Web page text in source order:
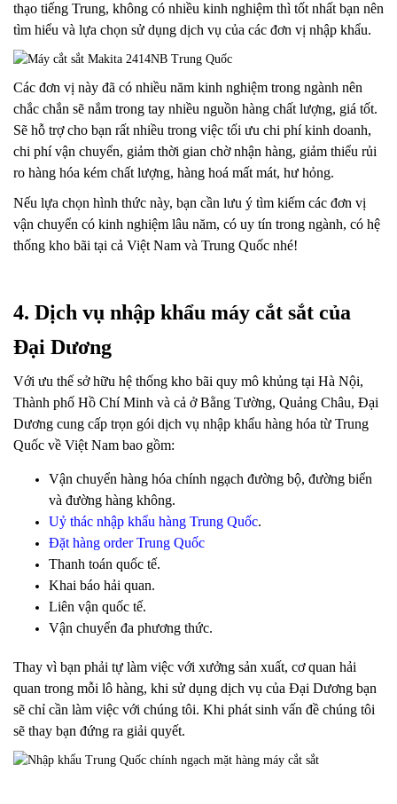
thạo tiếng Trung, không có nhiều kinh nghiệm thì tốt nhất bạn nên
tìm hiểu và lựa chọn sử dụng dịch vụ của các đơn vị nhập khẩu.
Các đơn vị này đã có nhiều năm kinh nghiệm trong ngành nên
chắc chắn sẽ nắm trong tay nhiều nguồn hàng chất lượng, giá tốt.
Sẽ hỗ trợ cho bạn rất nhiều trong việc tối ưu chi phí kinh doanh,
chi phí vận chuyển, giảm thời gian chờ nhận hàng, giảm thiểu rủi
ro hàng hóa kém chất lượng, hàng hoá mất mát, hư hỏng.
Nếu lựa chọn hình thức này, bạn cần lưu ý tìm kiếm các đơn vị
vận chuyển có kinh nghiệm lâu năm, có uy tín trong ngành, có hệ
thống kho bãi tại cả Việt Nam và Trung Quốc nhé!
4. Dịch vụ nhập khẩu máy cắt sắt của
Đại Dương
Với ưu thế sở hữu hệ thống kho bãi quy mô khủng tại Hà Nội,
Thành phố Hồ Chí Minh và cả ở Bằng Tường, Quảng Châu, Đại
Dương cung cấp trọn gói dịch vụ nhập khẩu hàng hóa từ Trung
Quốc về Việt Nam bao gồm:
Vận chuyển hàng hóa chính ngạch đường bộ, đường biển
và đường hàng không.
Uỷ thác nhập khẩu hàng Trung Quốc.
Đặt hàng order Trung Quốc
Thanh toán quốc tế.
Khai báo hải quan.
Liên vận quốc tế.
Vận chuyển đa phương thức.
Thay vì bạn phải tự làm việc với xưởng sản xuất, cơ quan hải
quan trong mỗi lô hàng, khi sử dụng dịch vụ của Đại Dương bạn
sẽ chỉ cần làm việc với chúng tôi. Khi phát sinh vấn đề chúng tôi
sẽ thay bạn đứng ra giải quyết.